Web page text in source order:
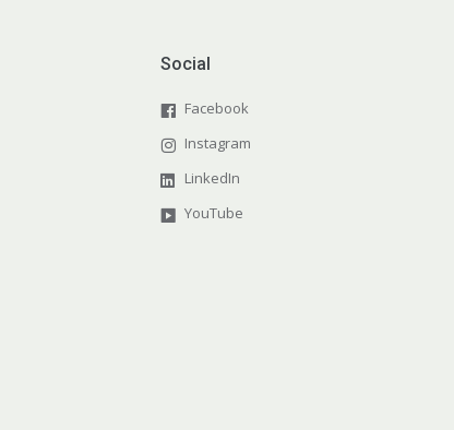
Social
Facebook
Instagram
LinkedIn
YouTube